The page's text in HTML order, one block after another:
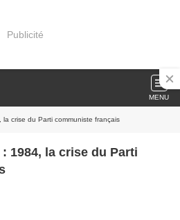
Publicité
MENU
crise du Parti communiste français
1984, la crise du Parti